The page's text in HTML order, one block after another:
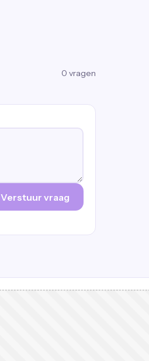
0 vragen
Verstuur vraag